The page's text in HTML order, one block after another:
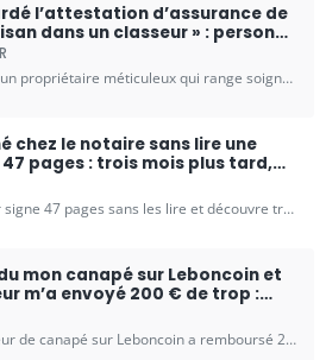
l’attestation d’assurance de
dans un classeur » : personne
dit que les dates inscrites
couvraient pas mon chantier
D'un côté, un propriétaire méticuleux qui range soigneusement chaque document remis par son artisan dans un classeur étiqueté. De l'autre, un chantier qui tourne mal, une fissure qui apparaît deux...
chez le notaire sans lire une
47 pages : trois mois plus tard,
a touché la maison et moi le
Un héritier signe 47 pages sans les lire et découvre trop tard que sa sœur a hérité de la maison tandis qu'il ne reçoit que le garage. Cette histoire illustre…
mon canapé sur Leboncoin et
m’a envoyé 200 € de trop :
remboursé la différence, tout a
Une vendeur de canapé sur Leboncoin a remboursé 200 € à un acheteur qui prétendait avoir versé trop d'argent. Quarante-huit heures plus tard, le paiement initial a disparu, laissant la…